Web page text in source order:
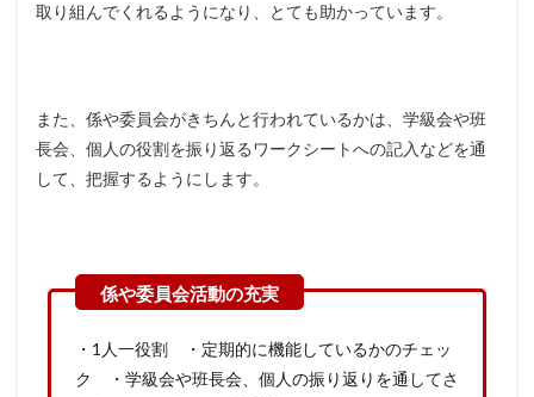
取り組んでくれるようになり、とても助かっています。
また、係や委員会がきちんと行われているかは、学級会や班
長会、個人の役割を振り返るワークシートへの記入などを通
して、把握するようにします。
・1人一役割 ・定期的に機能しているかのチェッ
ク ・学級会や班長会、個人の振り返りを通してさ